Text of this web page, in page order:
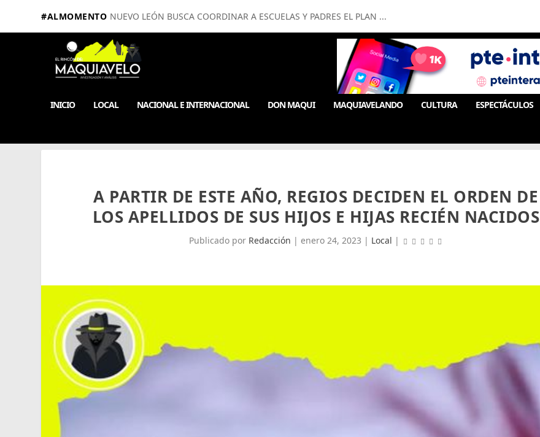
#ALMOMENTO NUEVO LEÓN BUSCA COORDINAR A ESCUELAS Y PADRES EL PLAN ...
INICIO LOCAL NACIONAL E INTERNACIONAL DON MAQUI MAQUIAVELANDO CULTURA ESPECTÁCULOS
A PARTIR DE ESTE AÑO, REGIOS DECIDEN EL ORDEN DE
LOS APELLIDOS DE SUS HIJOS E HIJAS RECIÉN NACIDOS
Publicado por Redacción |enero 24, 2023 | Local |